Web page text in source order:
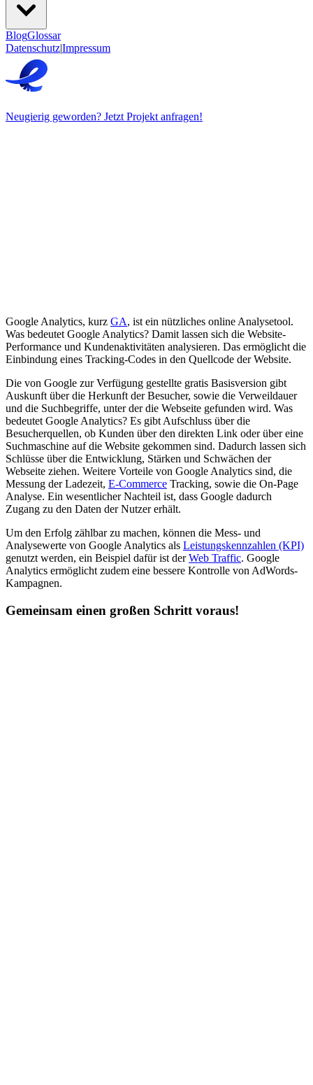
BlogGlossar
Datenschutz|Impressum
Neugierig geworden? Jetzt Projekt anfragen!
Google Analytics, kurz GA, ist ein nützliches online Analysetool.
Was bedeutet Google Analytics? Damit lassen sich die Website-
Performance und Kundenaktivitäten analysieren. Das ermöglicht die
Einbindung eines Tracking-Codes in den Quellcode der Website.
Die von Google zur Verfügung gestellte gratis Basisversion gibt
Auskunft über die Herkunft der Besucher, sowie die Verweildauer
und die Suchbegriffe, unter der die Webseite gefunden wird. Was
bedeutet Google Analytics? Es gibt Aufschluss über die
Besucherquellen, ob Kunden über den direkten Link oder über eine
Suchmaschine auf die Website gekommen sind. Dadurch lassen sich
Schlüsse über die Entwicklung, Stärken und Schwächen der
Webseite ziehen. Weitere Vorteile von Google Analytics sind, die
Messung der Ladezeit, E-Commerce Tracking, sowie die On-Page
Analyse. Ein wesentlicher Nachteil ist, dass Google dadurch
Zugang zu den Daten der Nutzer erhält.
Um den Erfolg zählbar zu machen, können die Mess- und
Analysewerte von Google Analytics als Leistungskennzahlen (KPI)
genutzt werden, ein Beispiel dafür ist derWeb Traffic. Google
Analytics ermöglicht zudem eine bessere Kontrolle von AdWords-
Kampagnen.
Gemeinsam einen großen Schritt voraus!